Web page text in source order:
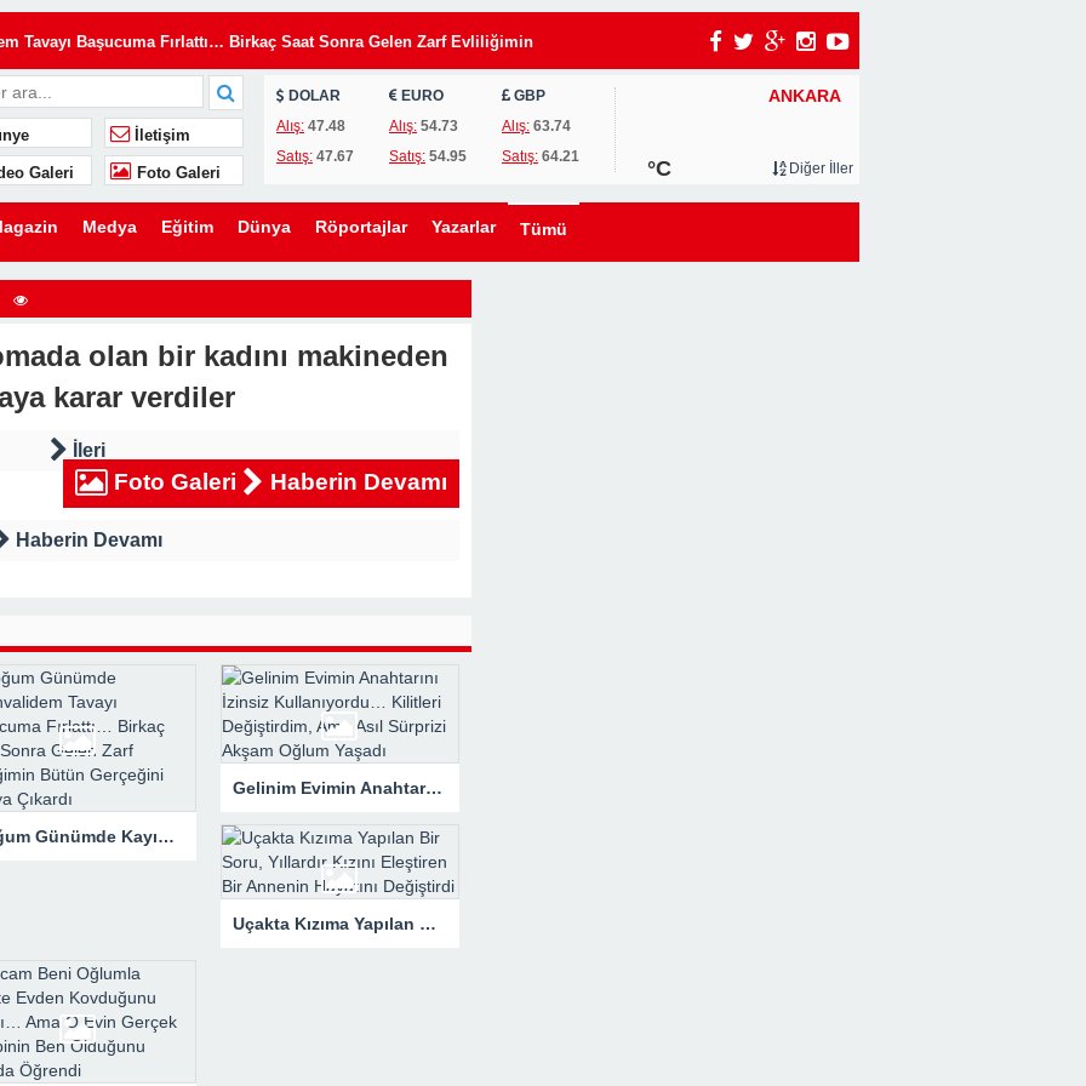
Tavayı Başucuma Fırlattı… Birkaç Saat Sonra Gelen Zarf Evliliğimin
Kullanıyordu… Kilitleri Değiştirdim, Ama Asıl Sürprizi Akşam Oğlum
Yıllardır Kızını Eleştiren Bir Annenin Hayatını Değiştirdi
Düğünümden Daha Önemli Gördü… Ama Eşimin Düğün Konuşması 200
Kovduğunu Sandı… Ama O Evin Gerçek Sahibinin Ben Olduğunu
Kaldırmak İstediler… Ama Bir Gencin Yaptığı Hareket O Gün Herkese
Kurmak İstedi… Ama Ona Hayatının En Büyük Dersini Vermeye
Etti, Ama Gerçek Çok Başkaydı
İletişim
Galeri Foto Galeri
DOLAR
Alış: 47.48
Satış: 47.67
EURO
Alış:54.73
Satış:54.95
GBP
Alış:63.74
Satış:64.21
ANKARA
°C Diğer İller
Medya Eğitim Dünya Röportajlar Yazarlar Tümü
olan bir kadını makineden
karar verdiler
İleri
Foto Galeri Haberin Devamı
Haberin Devamı
Doğum Günümde Kayınvalidem Tavayı Başucuma Fırlattı… Birkaç Saat Sonra Gelen Zarf Evliliğimin Bütün Gerçeğini Ortaya Çıkardı
Gelinim Evimin Anahtarını İzinsiz Kullanıyordu… Kilitleri Değiştirdim, Ama Asıl Sürprizi Akşam Oğlum Yaşadı
Uçakta Kızıma Yapılan Bir Soru, Yıllardır Kızını Eleştiren Bir Annenin Hayatını Değiştirdi